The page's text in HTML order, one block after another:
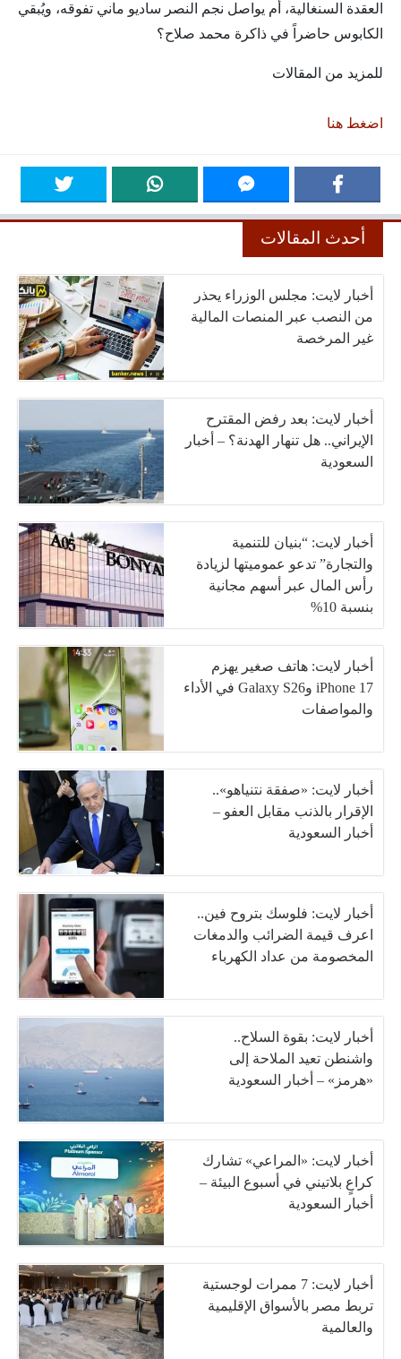
العقدة السنغالية، أم يواصل نجم النصر ساديو ماني تفوقه، ويُبقي
الكابوس حاضراً في ذاكرة محمد صلاح؟
للمزيد من المقالات
اضغط هنا
أحدث المقالات
أخبار لايت: مجلس الوزراء يحذر
من النصب عبر المنصات المالية
غير المرخصة
أخبار لايت: بعد رفض المقترح
الإيراني.. هل تنهار الهدنة؟ – أخبار
السعودية
أخبار لايت: “بنيان للتنمية
والتجارة” تدعو عموميتها لزيادة
رأس المال عبر أسهم مجانية
بنسبة 10%
أخبار لايت: هاتف صغير يهزم
iPhone 17 وGalaxy S26 في الأداء
والمواصفات
أخبار لايت: «صفقة نتنياهو»..
الإقرار بالذنب مقابل العفو –
أخبار السعودية
أخبار لايت: فلوسك بتروح فين..
اعرف قيمة الضرائب والدمغات
المخصومة من عداد الكهرباء
أخبار لايت: بقوة السلاح..
واشنطن تعيد الملاحة إلى
«هرمز» – أخبار السعودية
أخبار لايت: «المراعي» تشارك
كراعٍ بلاتيني في أسبوع البيئة –
أخبار السعودية
أخبار لايت: 7 ممرات لوجستية
تربط مصر بالأسواق الإقليمية
والعالمية